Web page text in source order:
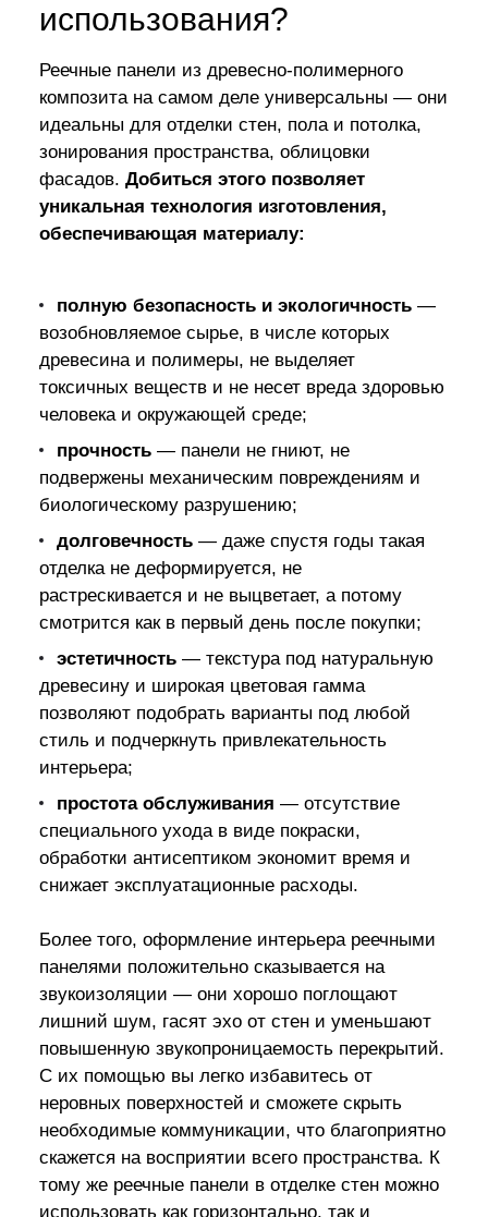
использования?
Реечные панели из древесно-полимерного
композита на самом деле универсальны — они
идеальны для отделки стен, пола и потолка,
зонирования пространства, облицовки
фасадов. Добиться этого позволяет
уникальная технология изготовления,
обеспечивающая материалу:
полную безопасность и экологичность —
возобновляемое сырье, в числе которых
древесина и полимеры, не выделяет
токсичных веществ и не несет вреда здоровью
человека и окружающей среде;
прочность — панели не гниют, не
подвержены механическим повреждениям и
биологическому разрушению;
долговечность — даже спустя годы такая
отделка не деформируется, не
растрескивается и не выцветает, а потому
смотрится как в первый день после покупки;
эстетичность — текстура под натуральную
древесину и широкая цветовая гамма
позволяют подобрать варианты под любой
стиль и подчеркнуть привлекательность
интерьера;
простота обслуживания — отсутствие
специального ухода в виде покраски,
обработки антисептиком экономит время и
снижает эксплуатационные расходы.
Более того, оформление интерьера реечными
панелями положительно сказывается на
звукоизоляции — они хорошо поглощают
лишний шум, гасят эхо от стен и уменьшают
повышенную звукопроницаемость перекрытий.
С их помощью вы легко избавитесь от
неровных поверхностей и сможете скрыть
необходимые коммуникации, что благоприятно
скажется на восприятии всего пространства. К
тому же реечные панели в отделке стен можно
использовать как горизонтально, так и